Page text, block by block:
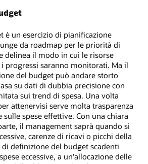
è un esercizio di pianificazione
da roadmap per le priorità di
delinea il modo in cui le risorse
progressi saranno monitorati. Ma il
del budget può andare storto
su dati di dubbia precisione con
sui trend di spesa. Una volta
attenervisi serve molta trasparenza
sulle spese effettive. Con una chiara
il management saprà quando si
carenze di ricavi o picchi della
definizione del budget scadenti
eccessive, a un'allocazione delle